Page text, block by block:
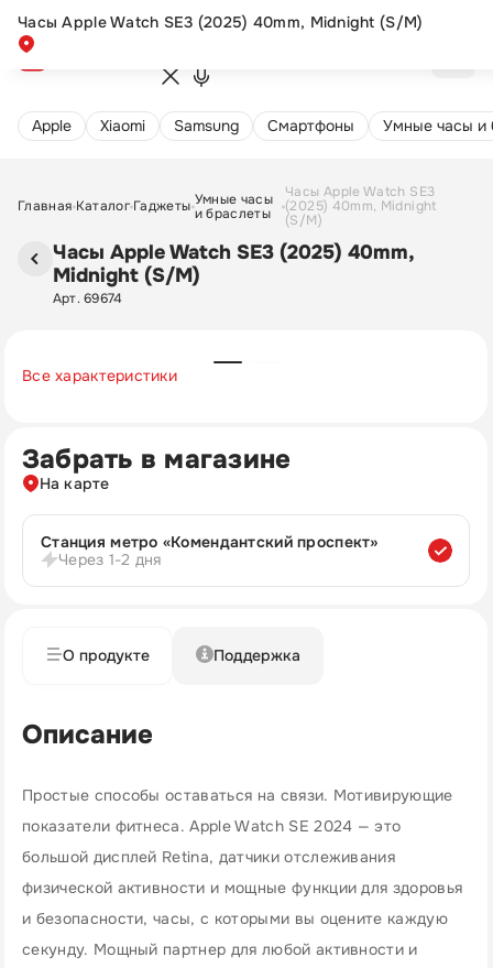
Apple Xiaomi Samsung Cмартфоны Умные часы и
Главная Каталог Гаджеты Умные часы
и браслеты
Часы Apple Watch SE3
(2025) 40mm, Midnight
(S/M)
Часы Apple Watch SE3 (2025) 40mm,
Midnight (S/M)
Арт. 69674
Все характеристики
Забрать в магазине
На карте
Станция метро «Комендантский проспект»
Через 1-2 дня
О продукте Поддержка
Описание
Простые способы оставаться на связи. Мотивирующие
показатели фитнеса. Apple Watch SE 2024 — это
большой дисплей Retina, датчики отслеживания
физической активности и мощные функции для здоровья
и безопасности, часы, с которыми вы оцените каждую
секунду. Мощный партнер для любой активности и
Часы Apple Watch SE3 (2025) 40mm, Midnight (S/M)